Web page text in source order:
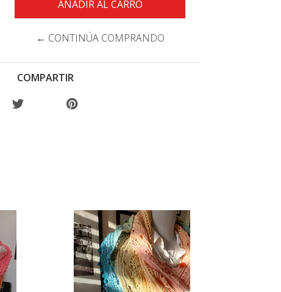
← CONTINÚA COMPRANDO
COMPARTIR